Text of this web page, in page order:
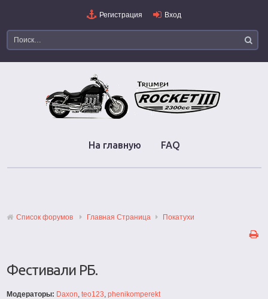
Регистрация Вход
На главную FAQ
Список форумов Главная Страница Покатухи
Фестивали РБ.
Модераторы: Daxon,teo123,phenikomperekt